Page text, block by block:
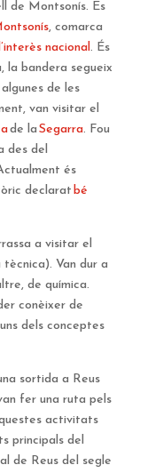
de Montsonís. Es
, comarca
nacional . És
la bandera segueix
de les
van visitar el
de la Segarra. Fou
des del
és
declarat bé
a visitar el
Van dur a
de química.
conèixer de
dels conceptes
sortida a Reus
fer una ruta pels
activitats
principals del
de Reus del segle